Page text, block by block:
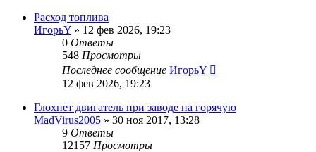
Расход топлива
ИгорьY » 12 фев 2026, 19:23
0 Ответы
548 Просмотры
Последнее сообщение ИгорьY
12 фев 2026, 19:23
Глохнет двигатель при заводе на горячую
MadVirus2005 » 30 ноя 2017, 13:28
9 Ответы
12157 Просмотры